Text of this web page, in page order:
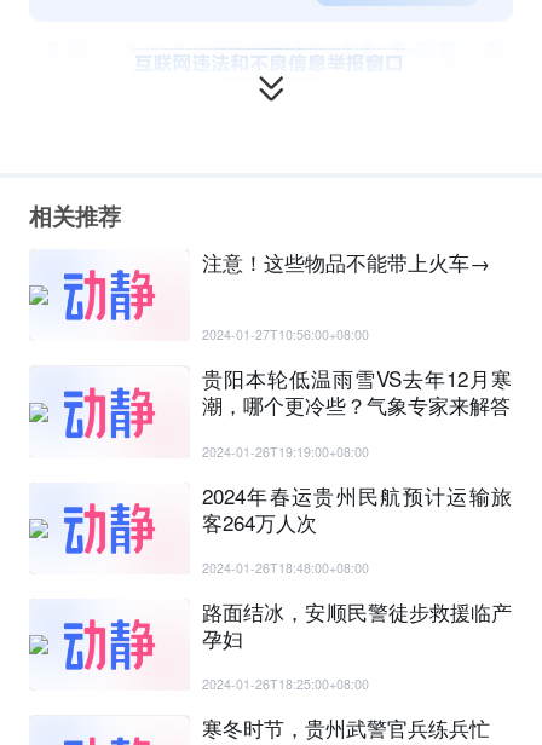
相关推荐
注意！这些物品不能带上火车→
2024-01-27T10:56:00+08:00
贵阳本轮低温雨雪VS去年12月寒
潮，哪个更冷些？气象专家来解答
2024-01-26T19:19:00+08:00
2024年春运贵州民航预计运输旅
客264万人次
2024-01-26T18:48:00+08:00
路面结冰，安顺民警徒步救援临产
孕妇
2024-01-26T18:25:00+08:00
寒冬时节，贵州武警官兵练兵忙